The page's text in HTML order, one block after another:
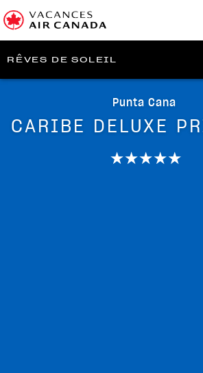
RÊVES DE SOLEIL
Punta Cana
CARIBE DELUXE